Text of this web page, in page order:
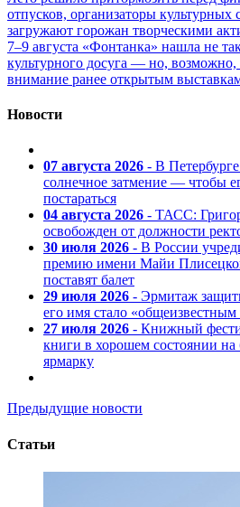
отпусков, организаторы
загружают горожан творческими
7–9 августа «Фонтанка» нашла не
культурного досуга — но, возможно,
внимание ранее открытым
Новости
07 августа 2026 - В
солнечное затмение — чтобы
постараться
04 августа 2026 - ТАСС:
освобожден от должности
30 июля 2026 - В России
премию имени Майи
поставят балет
29 июля 2026 - Эрмитаж
его имя стало
27 июля 2026 - Книжный
книги в хорошем состоянии на
ярмарку
Предыдущие новости
Статьи